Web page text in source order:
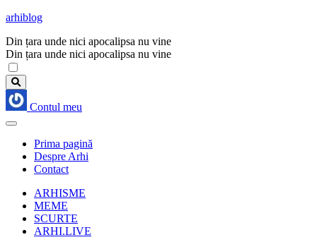
arhiblog
Din țara unde nici apocalipsa nu vine
Din țara unde nici apocalipsa nu vine
Contul meu
Prima pagină
Despre Arhi
Contact
ARHISME
MEME
SCURTE
ARHI.LIVE